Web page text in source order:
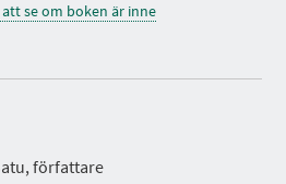
se om boken är inne
författare